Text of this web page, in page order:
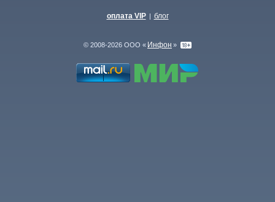
оплата VIP | блог
© 2008-2026 ООО « Инфон »